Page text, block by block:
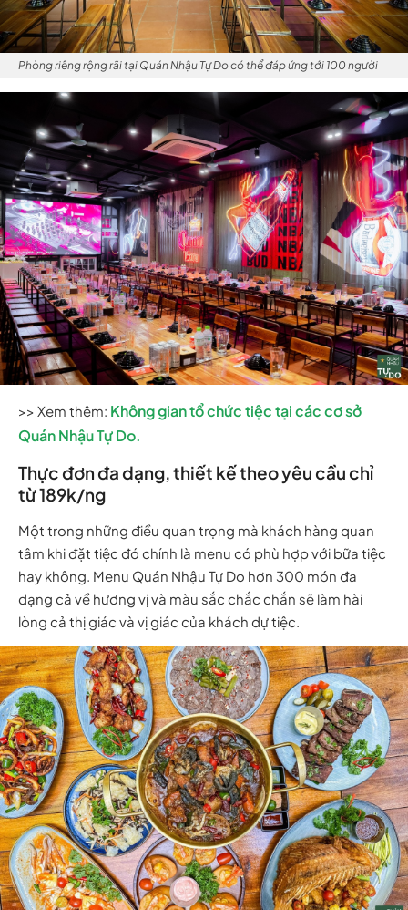
Phòng riêng rộng rãi tại Quán Nhậu Tự Do có thể đáp ứng tới 100 người
>> Xem thêm: Không gian tổ chức tiệc tại các cơ sở
Quán Nhậu Tự Do.
Thực đơn đa dạng, thiết kế theo yêu cầu chỉ
từ 189k/ng
Một trong những điều quan trọng mà khách hàng quan
tâm khi đặt tiệc đó chính là menu có phù hợp với bữa tiệc
hay không. Menu Quán Nhậu Tự Do hơn 300 món đa
dạng cả về hương vị và màu sắc chắc chắn sẽ làm hài
lòng cả thị giác và vị giác của khách dự tiệc.